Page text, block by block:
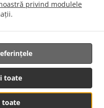
privind modulele
toate
toate
de:
|+1 (833) 705-0808